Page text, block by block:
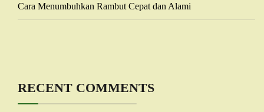
Cara Menumbuhkan Rambut Cepat dan Alami
RECENT COMMENTS